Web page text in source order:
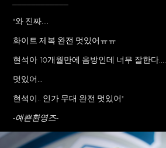
"와 진짜....
화이트 제복 완전 멋있어ㅠㅠ
현석아 10개월만에 음방인데 너무 잘한다....
멋있어...
현석이.. 인가 무대 완전 멋있어"
-예쁜환영즈-